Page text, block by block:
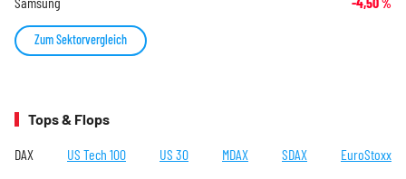
%
Zum Sektorvergleich
Tops & Flops
DAX US Tech 100 US 30 MDAX SDAX EuroStoxx